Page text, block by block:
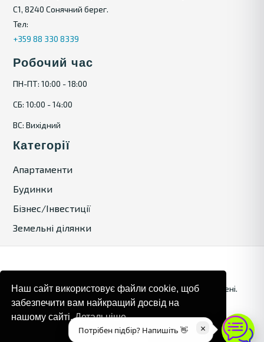
С1, 8240 Сонячний берег.
Тел:
+359 88 330 8339
Робочий час
ПН-ПТ: 10:00 - 18:00
СБ: 10:00 - 14:00
ВС: Вихідний
Категорії
Апартаменти
Будинки
Бізнес/Інвестиції
Земельні ділянки
© 2024. Bulgaria Tours by Inrealr4u. Усі права захищені.
Карта сайтуПолітика конфіденційності
×
Потрібен підбір? Напишіть 👋
Наш сайт використовує файли cookie, щоб
забезпечити вам найкращий досвід на
нашому сайті.Детальніше